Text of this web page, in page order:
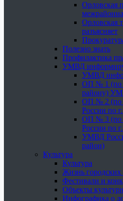
Орловская
Орловская
разъясняет
Полезно знать
Профилактика
УМВД
УМВД
ОП № 1 (по
району)
ОП № 2 (по
России по
ОП № 3 (по
России по
УМВД
район)
Культура
Культура
Жизнь городских
Фестивали и
Объекты
Инфографика о